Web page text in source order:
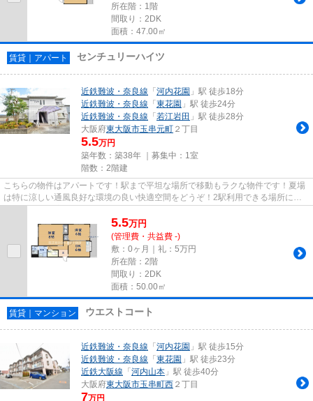
所在階：1階
間取り：2DK
面積：47.00㎡
賃貸｜アパート センチュリーハイツ
近鉄難波・奈良線 「河内花園 」駅 徒歩18分
近鉄難波・奈良線 「東花園 」駅 徒歩24分
近鉄難波・奈良線 「若江岩田 」駅 徒歩28分
大阪府東大阪市玉串元町 ２丁目
5.5万円
築年数：築38年 ｜募集中： 1室
階数：2階建
こちらの物件はアパートです！駅まで平坦な場所で移動もラクな物件です！夏場
は特に涼しい通風良好な環境の良い快適空間をどうぞ！2駅利用できる場所にあ
り、行き先に応じて乗車駅の使...
5.5万円
(管理費・共益費 -)
敷：0ヶ月｜礼：5万円
所在階：2階
間取り：2DK
面積：50.00㎡
賃貸｜マンション ウエストコート
近鉄難波・奈良線 「河内花園 」駅 徒歩15分
近鉄難波・奈良線 「東花園 」駅 徒歩23分
近鉄大阪線 「河内山本 」駅 徒歩40分
大阪府東大阪市玉串町西 ２丁目
7万円